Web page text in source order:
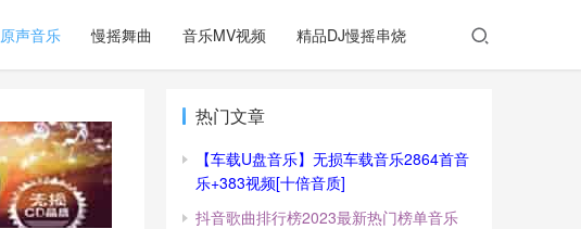
原声音乐 慢摇舞曲 音乐MV视频 精品DJ慢摇串烧
热门文章
【车载U盘音乐】无损车载音乐2864首音
乐+383视频[十倍音质]
抖音歌曲排行榜2023最新热门榜单音乐